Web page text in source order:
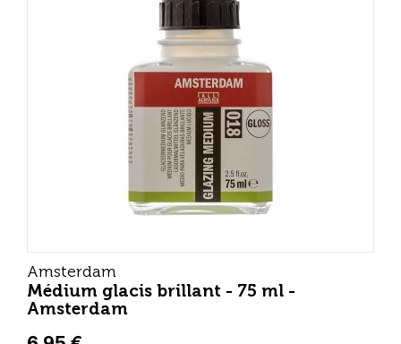
Amsterdam
Médium glacis brillant - 75 ml -
Amsterdam